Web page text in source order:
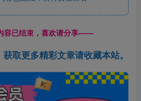
容已结束，喜欢请分享------
取更多精彩文章请收藏本站。